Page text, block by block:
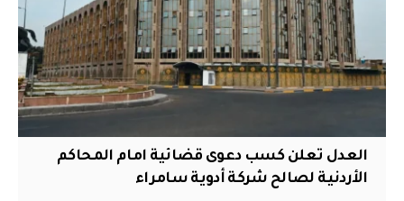
العدل تعلن كسب دعوى قضائية امام المحاكم
الأردنية لصالح شركة أدوية سامراء